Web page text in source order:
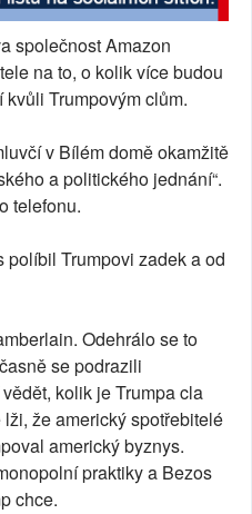
společnost Amazon
na to, o kolik více budou
Trumpovým clům.
v Bílém domě okamžitě
a politického jednání“.
telefonu.
Trumpovi zadek a od
Odehrálo se to
se podrazili
kolik je Trumpa cla
že americký spotřebitelé
americký byznys.
praktiky a Bezos
chce.